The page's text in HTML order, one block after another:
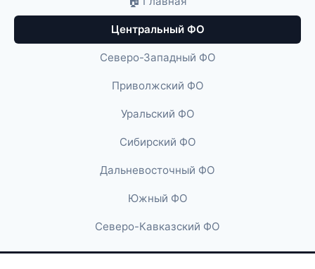
Центральный ФО
Северо-Западный ФО
Приволжский ФО
Уральский ФО
Сибирский ФО
Дальневосточный ФО
Южный ФО
Северо-Кавказский ФО